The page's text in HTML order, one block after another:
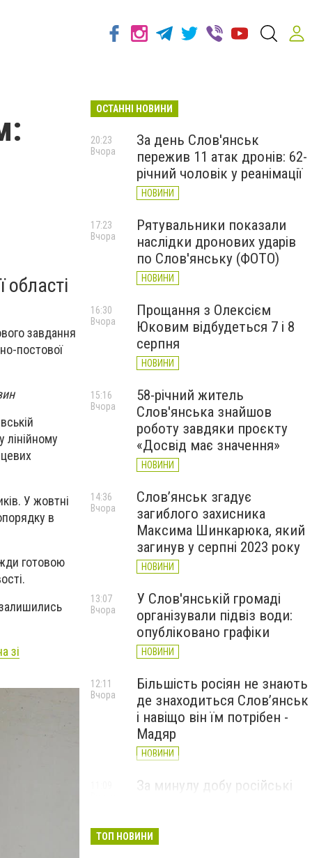
завдання
постової
лінійному
У жовтні
в
готовою
зі
ОСТАННІ НОВИНИ
За день Слов'янськ
пережив 11 атак дронів: 62-
річний чоловік у реанімації
НОВИНИ
20:23
Вчора
Рятувальники показали
наслідки дронових ударів
по Слов'янську (ФОТО)
НОВИНИ
17:23
Вчора
Прощання з Олексієм
Юковим відбудеться 7 і 8
серпня
НОВИНИ
16:30
Вчора
58-річний житель
Слов'янська знайшов
роботу завдяки проєкту
«Досвід має значення»
НОВИНИ
15:16
Вчора
Слов’янськ згадує
загиблого захисника
Максима Шинкарюка, який
загинув у серпні 2023 року
НОВИНИ
14:36
Вчора
У Слов'янській громаді
організували підвіз води:
опубліковано графіки
НОВИНИ
13:07
Вчора
Більшість росіян не знають
де знаходиться Слов’янськ
і навіщо він їм потрібен -
Мадяр
НОВИНИ
12:11
Вчора
За минулу добу російські
великої війни: 6 серпня
ТОП НОВИНИ